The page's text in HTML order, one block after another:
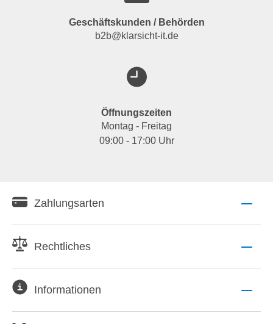
Geschäftskunden / Behörden
b2b@klarsicht-it.de
Öffnungszeiten
Montag - Freitag
09:00 - 17:00 Uhr
Zahlungsarten
Rechtliches
Informationen